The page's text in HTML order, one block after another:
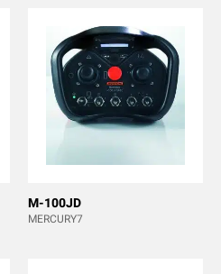
M-100JD
MERCURY7